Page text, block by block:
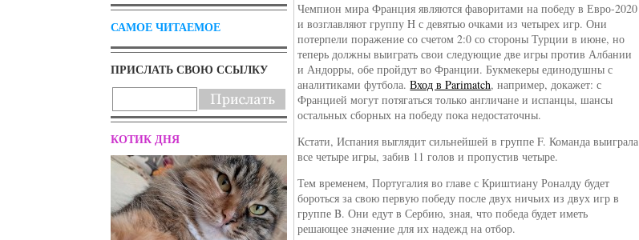
САМОЕ ЧИТАЕМОЕ
ПРИСЛАТЬ СВОЮ ССЫЛКУ
КОТИК ДНЯ
Чемпион мира Франция являются фаворитами на победу в Евро-2020
и возглавляют группу H с девятью очками из четырех игр. Они
потерпели поражение со счетом 2:0 со стороны Турции в июне, но
теперь должны выиграть свои следующие две игры против Албании
и Андорры, обе пройдут во Франции. Букмекеры единодушны с
аналитиками футбола.Вход в Parimatch, например, докажет: с
Францией могут потягаться только англичане и испанцы, шансы
остальных сборных на победу пока недостаточны.
Кстати, Испания выглядит сильнейшей в группе F. Команда выиграла
все четыре игры, забив 11 голов и пропустив четыре.
Тем временем, Португалия во главе с Криштиану Роналду будет
бороться за свою первую победу после двух ничьих из двух игр в
группе B. Они едут в Сербию, зная, что победа будет иметь
решающее значение для их надежд на отбор.